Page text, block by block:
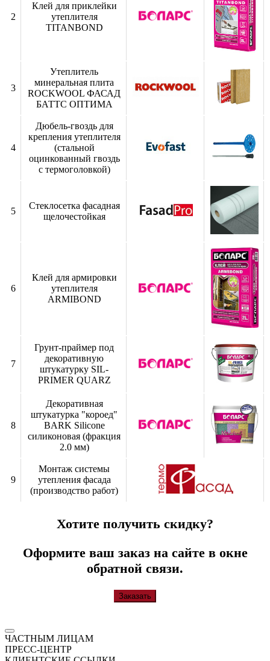
2
Клей для приклейки
утеплителя
TITANBOND
3
Утеплитель
минеральная плита
ROCKWOOL ФАСАД
БАТТС ОПТИМА
4
Дюбель-гвоздь для
крепления утеплителя
(стальной
оцинкованный гвоздь
с термоголовкой)
5
Стеклосетка фасадная
щелочестойкая
6
Клей для армировки
утеплителя
ARMIBOND
7
Грунт-праймер под
декоративную
штукатурку SIL-
PRIMER QUARZ
8
Декоративная
штукатурка "короед"
BARK Silicone
силиконовая (фракция
2.0 мм)
9
Монтаж системы
утепления фасада
(производство работ)
Хотите получить скидку?
Оформите ваш заказ на сайте в окне
обратной связи.
Заказать
ЧАСТНЫМ ЛИЦАМ
ПРЕСС-ЦЕНТР